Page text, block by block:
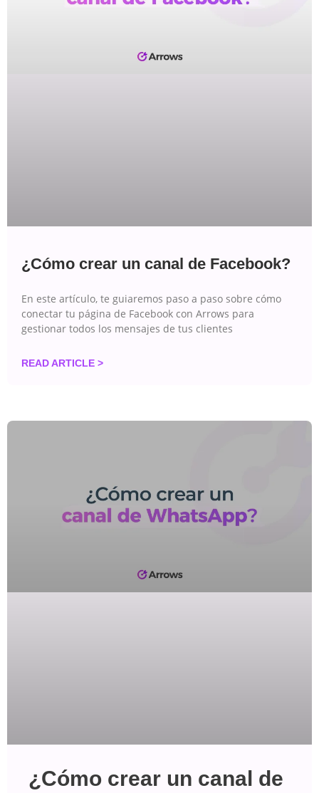
¿Cómo crear un canal de Facebook?
En este artículo, te guiaremos paso a paso sobre cómo
conectar tu página de Facebook con Arrows para
gestionar todos los mensajes de tus clientes
READ ARTICLE >
¿Cómo crear un canal de